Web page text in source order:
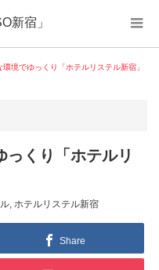
新宿」
境でゆっくり「ホテルリステル新宿」
っくり「ホテルリ
, ホテルリステル新宿
Share